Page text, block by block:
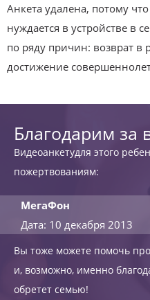
Анкета удалена, потому
нуждается в устройстве в
по ряду причин: возврат
достижение
Благодарим
Видеоанкетудля этого
пожертвованиям:
МегаФон
Дата: 10 декабря 2013
Вы тоже можете помочь
и, возможно, именно
обретет семью!